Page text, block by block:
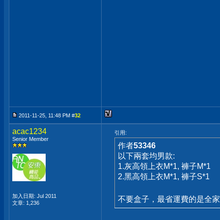
2011-11-25, 11:48 PM #32
acac1234
Senior Member
加入日期: Jul 2011
文章: 1,236
引用:
作者53346
以下兩套均男款:
1.灰高領上衣M*1, 褲子M*1
2.黑高領上衣M*1, 褲子S*1
不要盒子，最省運費的是全